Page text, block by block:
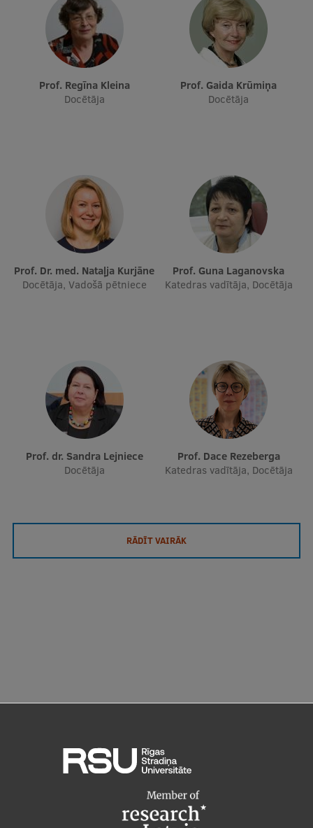
Starptautiskā sadarbība
Mobilitātes programmas
Starptautiskie projekti
EATRIS koordinators Latvijā
Prof. Regīna Kleina
Docētāja
Prof. Gaida Krūmiņa
Docētāja
Prof. Dr. med. Nataļja Kurjāne
Docētāja, Vadošā pētniece
Prof. Guna Laganovska
Katedras vadītāja, Docētāja
Prof. dr. Sandra Lejniece
Docētāja
Prof. Dace Rezeberga
Katedras vadītāja, Docētāja
RĀDĪT VAIRĀK